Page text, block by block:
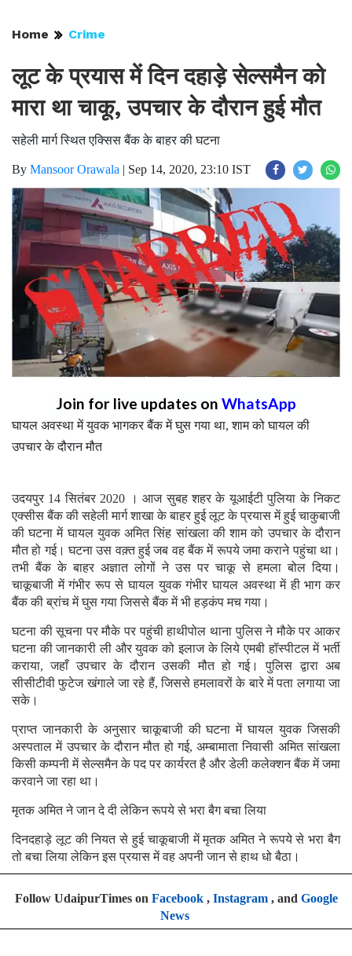
Home Crime
लूट के प्रयास में दिन दहाड़े सेल्समैन को
मारा था चाकू, उपचार के दौरान हुई मौत
सहेली मार्ग स्थित एक्सिस बैंक के बाहर की घटना
By Mansoor Orawala | Sep 14, 2020, 23:10 IST
Join for live updates on WhatsApp
घायल अवस्था में युवक भागकर बैंक में घुस गया था, शाम को घायल की
उपचार के दौरान मौत
उदयपुर 14 सितंबर 2020 । आज सुबह शहर के यूआईटी पुलिया के निकट
एक्सीस बैंक की सहेली मार्ग शाखा के बाहर हुई लूट के प्रयास में हुई चाकुबाजी
की घटना में घायल युवक अमित सिंह सांखला की शाम को उपचार के दौरान
मौत हो गई। घटना उस वक़्त हुई जब वह बैंक में रूपये जमा कराने पहुंचा था।
तभी बैंक के बाहर अज्ञात लोगों ने उस पर चाकू से हमला बोल दिया।
चाकूबाजी में गंभीर रूप से घायल युवक गंभीर घायल अवस्था में ही भाग कर
बैंक की ब्रांच में घुस गया जिससे बैंक में भी हड़कंप मच गया।
घटना की सूचना पर मौके पर पहुंची हाथीपोल थाना पुलिस ने मौके पर आकर
घटना की जानकारी ली और युवक को इलाज के लिये एमबी हॉस्पीटल में भर्ती
कराया, जहाँ उपचार के दौरान उसकी मौत हो गई। पुलिस द्वारा अब
सीसीटीवी फुटेज खंगाले जा रहे हैं, जिससे हमलावरों के बारे में पता लगाया जा
सके।
प्राप्त जानकारी के अनुसार चाकूबाजी की घटना में घायल युवक जिसकी
अस्पताल में उपचार के दौरान मौत हो गई, अम्बामाता निवासी अमित सांखला
किसी कम्पनी में सेल्समैन के पद पर कार्यरत है और डेली कलेक्शन बैंक में जमा
करवाने जा रहा था।
मृतक अमित ने जान दे दी लेकिन रूपये से भरा बैग बचा लिया
दिनदहाड़े लूट की नियत से हुई चाकूबाजी में मृतक अमित ने रूपये से भरा बैग
तो बचा लिया लेकिन इस प्रयास में वह अपनी जान से हाथ धो बैठा।
Follow UdaipurTimes on Facebook, Instagram, and Google
News